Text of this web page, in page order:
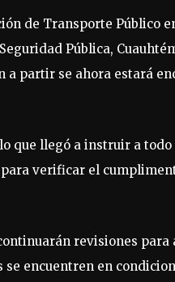
de Transporte Público
Pública,
a partir se ahora estará
que llegó a instruir a
verificar el
revisiones para
encuentren en